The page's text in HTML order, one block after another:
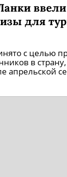
ввели
для
с целью
в
апрельской